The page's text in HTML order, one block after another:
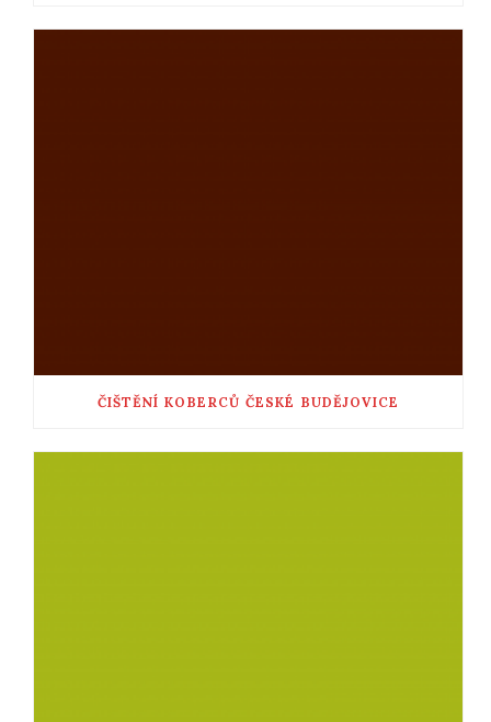
ČIŠTĚNÍ KOBERCŮ ČESKÉ BUDĚJOVICE